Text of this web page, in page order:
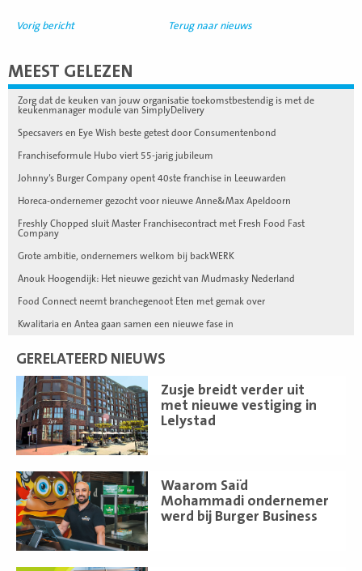
Vorig bericht Terug naar nieuws
MEEST GELEZEN
Zorg dat de keuken van jouw organisatie toekomstbestendig is met de
keukenmanager module van SimplyDelivery
Specsavers en Eye Wish beste getest door Consumentenbond
Franchiseformule Hubo viert 55-jarig jubileum
Johnny’s Burger Company opent 40ste franchise in Leeuwarden
Horeca-ondernemer gezocht voor nieuwe Anne&Max Apeldoorn
Freshly Chopped sluit Master Franchisecontract met Fresh Food Fast
Company
Grote ambitie, ondernemers welkom bij backWERK
Anouk Hoogendijk: Het nieuwe gezicht van Mudmasky Nederland
Food Connect neemt branchegenoot Eten met gemak over
Kwalitaria en Antea gaan samen een nieuwe fase in
GERELATEERD NIEUWS
Zusje breidt verder uit
met nieuwe vestiging in
Lelystad
Lees
meer
Waarom Saïd
Mohammadi ondernemer
werd bij Burger Business
Lees
meer